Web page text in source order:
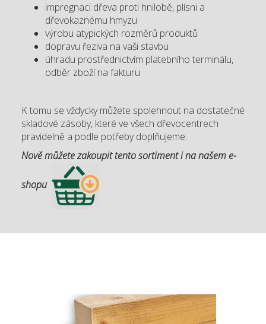
impregnaci dřeva proti hnilobě, plísni a
dřevokaznému hmyzu
výrobu atypických rozměrů produktů
dopravu řeziva na vaši stavbu
úhradu prostřednictvím platebního terminálu,
odběr zboží na fakturu
K tomu se vždycky můžete spolehnout na dostatečné
skladové zásoby, které ve všech dřevocentrech
pravidelně a podle potřeby doplňujeme.
Nově můžete zakoupit tento sortiment i na našem e-
shopu